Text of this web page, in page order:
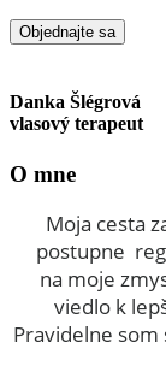
Objednajte sa
Danka Šlégrová
vlasový terapeut
O mne
Moja cesta
postupne
na moje
viedlo k
Pravidelne som